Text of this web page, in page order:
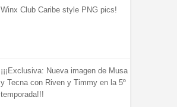
Winx Club Caribe style PNG pics!
¡¡¡Exclusiva: Nueva imagen de Musa
y Tecna con Riven y Timmy en la 5º
temporada!!!